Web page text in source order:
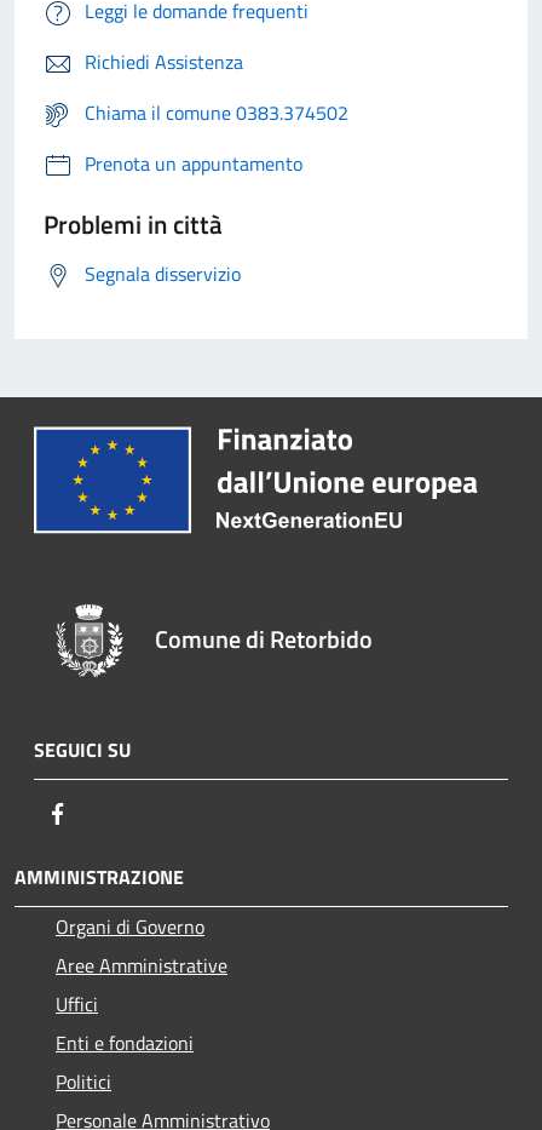
Leggi le domande frequenti
Richiedi Assistenza
Chiama il comune 0383.374502
Prenota un appuntamento
Problemi in città
Segnala disservizio
Comune di Retorbido
SEGUICI SU
AMMINISTRAZIONE
Organi di Governo
Aree Amministrative
Uffici
Enti e fondazioni
Politici
Personale Amministrativo